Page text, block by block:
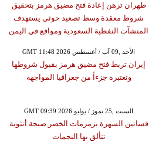
طهران ترهن إعادة فتح مضيق هرمز بتحقيق
شروط معقدة وسط تصعيد حوثي يستهدف
المنشآت النفطية السعودية ومواقع في اليمن
GMT 11:48 2026 الأحد ,09 آب / أغسطس
إيران تربط فتح مضيق هرمز بقبول شروطها
وتعتبره جزءاً من جغرافيا المواجهة
GMT 09:39 2026 السبت ,25 تموز / يوليو
فساتين السهرة بزمزمات الخصر صيحة أنثوية
تتألق بها النجمات